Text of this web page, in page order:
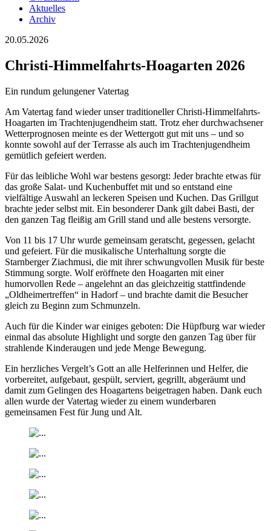
Aktuelles
Archiv
20.05.2026
Christi-Himmelfahrts-Hoagarten 2026
Ein rundum gelungener Vatertag
Am Vatertag fand wieder unser traditioneller Christi-Himmelfahrts-
Hoagarten im Trachtenjugendheim statt. Trotz eher durchwachsener
Wetterprognosen meinte es der Wettergott gut mit uns – und so
konnte sowohl auf der Terrasse als auch im Trachtenjugendheim
gemütlich gefeiert werden.
Für das leibliche Wohl war bestens gesorgt: Jeder brachte etwas für
das große Salat- und Kuchenbuffet mit und so entstand eine
vielfältige Auswahl an leckeren Speisen und Kuchen. Das Grillgut
brachte jeder selbst mit. Ein besonderer Dank gilt dabei Basti, der
den ganzen Tag fleißig am Grill stand und alle bestens versorgte.
Von 11 bis 17 Uhr wurde gemeinsam geratscht, gegessen, gelacht
und gefeiert. Für die musikalische Unterhaltung sorgte die
Starnberger Ziachmusi, die mit ihrer schwungvollen Musik für beste
Stimmung sorgte. Wolf eröffnete den Hoagarten mit einer
humorvollen Rede – angelehnt an das gleichzeitig stattfindende
„Oldheimertreffen“ in Hadorf – und brachte damit die Besucher
gleich zu Beginn zum Schmunzeln.
Auch für die Kinder war einiges geboten: Die Hüpfburg war wieder
einmal das absolute Highlight und sorgte den ganzen Tag über für
strahlende Kinderaugen und jede Menge Bewegung.
Ein herzliches Vergelt’s Gott an alle Helferinnen und Helfer, die
vorbereitet, aufgebaut, gespült, serviert, gegrillt, abgeräumt und
damit zum Gelingen des Hoagartens beigetragen haben. Dank euch
allen wurde der Vatertag wieder zu einem wunderbaren
gemeinsamen Fest für Jung und Alt.